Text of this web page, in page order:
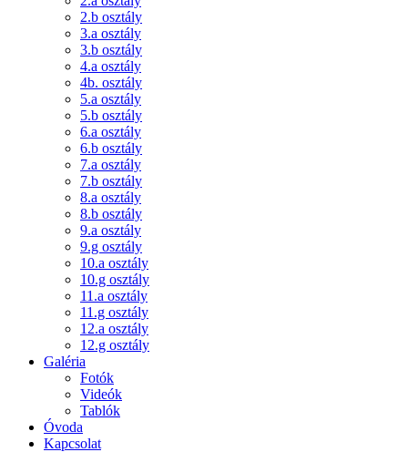
2.b osztály
3.a osztály
3.b osztály
4.a osztály
4b. osztály
5.a osztály
5.b osztály
6.a osztály
6.b osztály
7.a osztály
7.b osztály
8.a osztály
8.b osztály
9.a osztály
9.g osztály
10.a osztály
10.g osztály
11.a osztály
11.g osztály
12.a osztály
12.g osztály
Galéria
Fotók
Videók
Tablók
Óvoda
Kapcsolat